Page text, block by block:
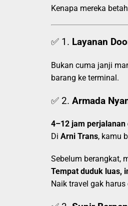
Kenapa mereka
✅ 1. Layanan
Bukan cuma janji
barang ke terminal.
✅ 2. Armada
4–12 jam perjalanan
Di Arni Trans, kamu
Sebelum berangkat,
Tempat duduk luas,
Naik travel gak harus